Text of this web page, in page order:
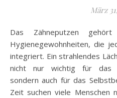
März
Das Zähneputzen gehört zu den grundlegenden
Hygienegewohnheiten, die
integriert. Ein strahlendes
nicht nur wichtig für das
sondern auch für das
Zeit suchen viele Menschen